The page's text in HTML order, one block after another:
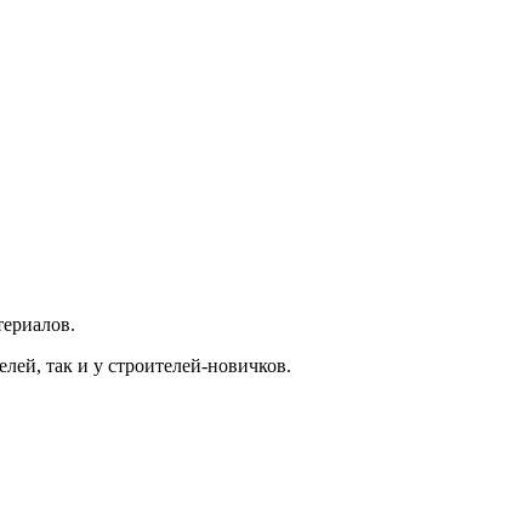
так и у строителей-новичков.